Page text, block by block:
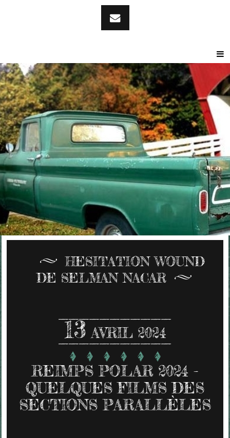
HESITATION WOUND
DE SELMAN NACAR
13 AVRIL 2024
REIMPS POLAR 2024 -
QUELQUES FILMS DES
SECTIONS PARALLÈLES